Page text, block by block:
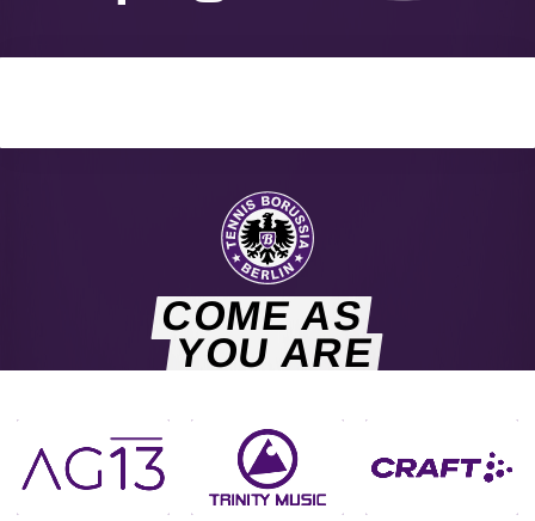
COME AS
YOU ARE